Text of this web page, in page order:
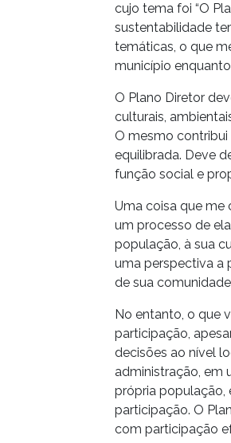
cujo tema foi “O
sustentabilidade
temáticas, o que
município
O Plano Diretor
culturais,
O mesmo
equilibrada. Deve
função social e
Uma coisa que me
um processo de
população, à sua
uma perspectiva a
de sua
No entanto, o que
participação,
decisões ao nível
administração, em
própria população,
participação. O
com participação